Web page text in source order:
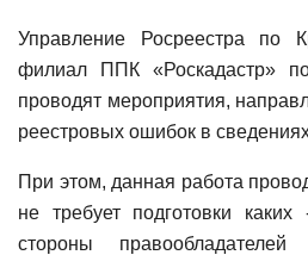
Управление Росреестра по
филиал ППК «Роскадастр»
проводят мероприятия,
реестровых ошибок в
При этом, данная работа
не требует подготовки
стороны правообладателей